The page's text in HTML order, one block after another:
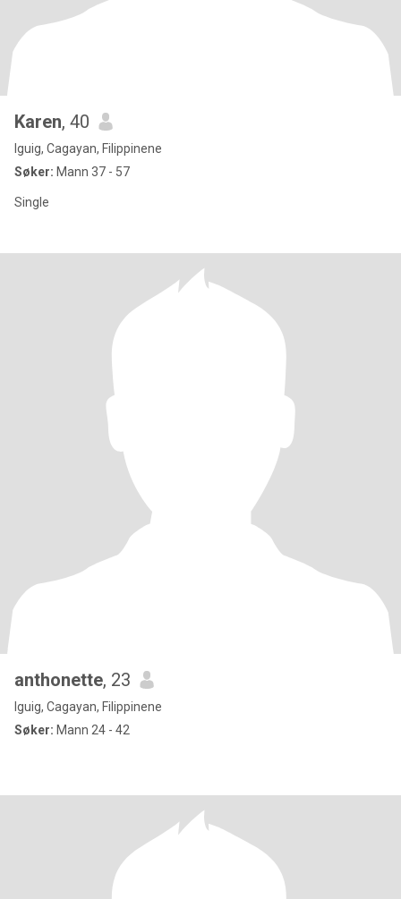
Karen, 40
Iguig, Cagayan, Filippinene
Søker: Mann 37 - 57
Single
anthonette, 23
Iguig, Cagayan, Filippinene
Søker: Mann 24 - 42